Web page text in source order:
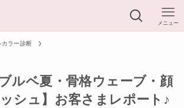
メニュー
カラー診断
ルベ夏・骨格ウェーブ・顔
シュ】お客さまレポート♪